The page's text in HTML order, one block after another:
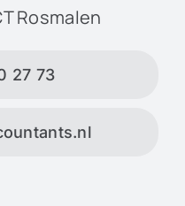
Rosmalen
27 73